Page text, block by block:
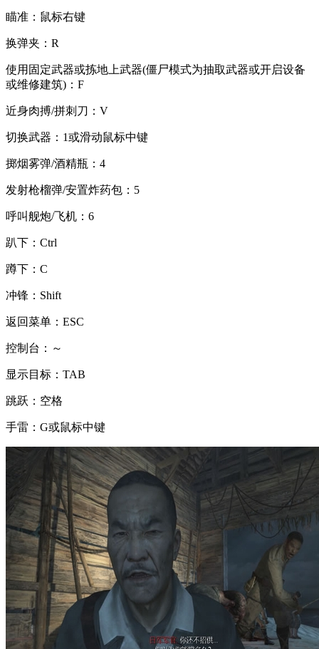
瞄准：鼠标右键
换弹夹：R
使用固定武器或拣地上武器(僵尸模式为抽取武器或开启设备
或维修建筑)：F
近身肉搏/拼刺刀：V
切换武器：1或滑动鼠标中键
掷烟雾弹/酒精瓶：4
发射枪榴弹/安置炸药包：5
呼叫舰炮/飞机：6
趴下：Ctrl
蹲下：C
冲锋：Shift
返回菜单：ESC
控制台：～
显示目标：TAB
跳跃：空格
手雷：G或鼠标中键